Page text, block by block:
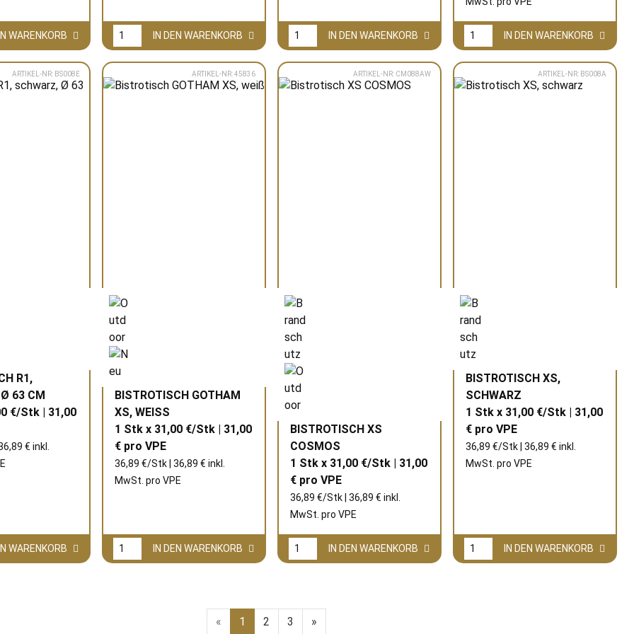
WARENKORB IN DEN WARENKORB IN DEN WARENKORB IN DEN WARENKORB
ARTIKEL-NR: BS008E
R1,
63 CM
€/Stk | 31,00
€ inkl.
WARENKORB
ARTIKEL-NR: 45836
BISTROTISCH GOTHAM
XS, WEISS
1 Stk x 31,00 €/Stk | 31,00
€ pro VPE
36,89 €/Stk | 36,89 € inkl.
MwSt. pro VPE
IN DEN WARENKORB
ARTIKEL-NR: CM088AW
BISTROTISCH XS
COSMOS
1 Stk x 31,00 €/Stk | 31,00
€ pro VPE
36,89 €/Stk | 36,89 € inkl.
MwSt. pro VPE
IN DEN WARENKORB
ARTIKEL-NR: BS008A
BISTROTISCH XS,
SCHWARZ
1 Stk x 31,00 €/Stk | 31,00
€ pro VPE
36,89 €/Stk | 36,89 € inkl.
MwSt. pro VPE
IN DEN WARENKORB
« 1 2 3 »Weiter